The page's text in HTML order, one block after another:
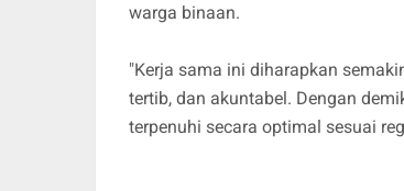
warga binaan.
"Kerja sama ini diharapkan
tertib, dan akuntabel. Dengan
terpenuhi secara optimal sesuai